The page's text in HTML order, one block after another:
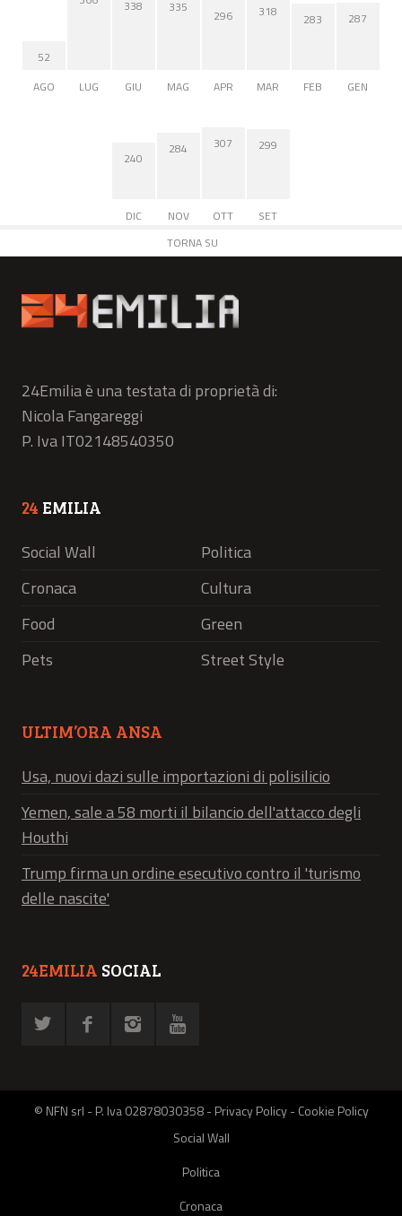
52
AGO
LUG
338
GIU
335
MAG
296
APR
318
MAR
283
FEB
287
GEN
240
DIC
284
NOV
307
OTT
299
SET
TORNA SU
24Emilia è una testata di proprietà di:
Nicola Fangareggi
P. Iva IT02148540350
24 EMILIA
Social Wall
Politica
Cronaca
Cultura
Food
Green
Pets
Street Style
ULTIM’ORA ANSA
Usa, nuovi dazi sulle importazioni di polisilicio
Yemen, sale a 58 morti il bilancio dell'attacco degli
Houthi
Trump firma un ordine esecutivo contro il 'turismo
delle nascite'
24EMILIA SOCIAL
© NFN srl - P. Iva 02878030358 -Privacy Policy-Cookie Policy
Social Wall
Politica
Cronaca